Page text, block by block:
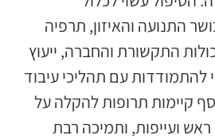
התנועה והאיזון, תרפיה
התקשורת והחברה, ייעוץ
להתמודדות עם תהליכי עיבוד
קיימות תרופות להקלה על
ועייפות, ותמיכה רבת